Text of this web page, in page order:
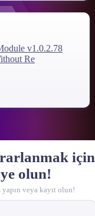
v1.0.2.78
Re
için
olun!
veya kayıt olun!